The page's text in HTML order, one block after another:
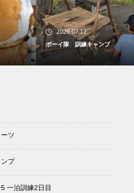
2026.07.12
ボーイ隊 訓練キャンプ
ツ
プ
一泊訓練2日目